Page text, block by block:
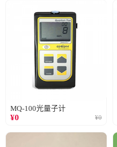
MQ-100光量子计
¥0 ¥0